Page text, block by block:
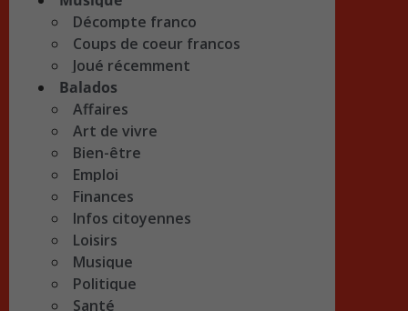
Décompte franco
Coups de coeur francos
Joué récemment
Balados
Affaires
Art de vivre
Bien-être
Emploi
Finances
Infos citoyennes
Loisirs
Musique
Politique
Santé